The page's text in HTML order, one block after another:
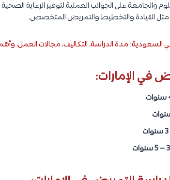
والجامعة على الجوانب العملية لتوفير الرعاية الصحية
مثل القيادة والتخطيط والتمريض المتخصص.
مدة الدراسة، التكاليف، مجالات العمل،
في الإمارات:
3 – 5 سنوات